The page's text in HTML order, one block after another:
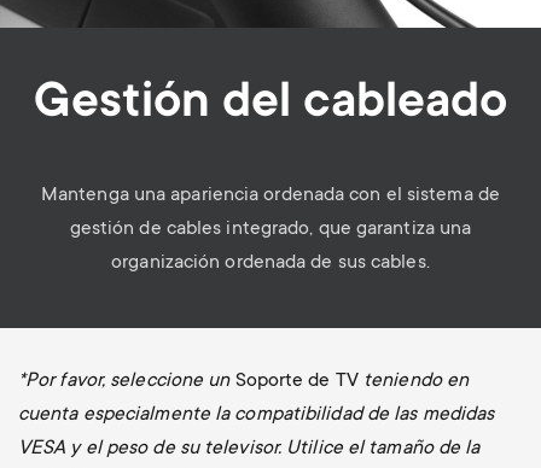
Gestión del cableado
Mantenga una apariencia ordenada con el sistema de
gestión de cables integrado, que garantiza una
organización ordenada de sus cables.
*Por favor, seleccione un Soporte de TVteniendo en
cuenta especialmente la compatibilidad de las medidas
VESA y el peso de su televisor. Utilice el tamaño de la